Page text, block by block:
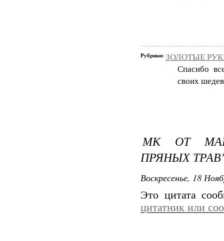
Рубрики: ЗОЛОТЫЕ
Спасибо
своих
МК ОТ
ПРЯНЫХ
Воскресенье, 18
Это цитата
цитатник или